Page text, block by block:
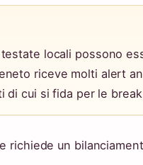
locali possono
riceve molti alert
di cui si fida per le
richiede un